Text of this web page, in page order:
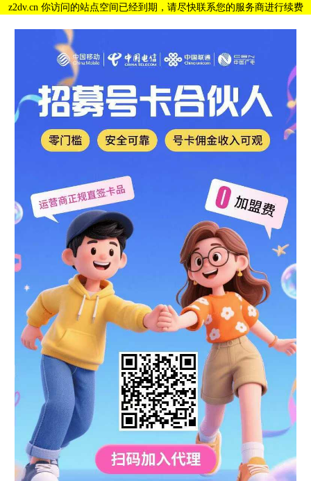
z2dv.cn 你访问的站点空间已经到期，请尽快联系您的服务商进行续费